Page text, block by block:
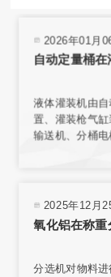
2026年01月
自动定量桶
液体灌装机由
置、灌装枪气
输送机、分桶
2025年12月
氧化铝在称重
分选机对物料